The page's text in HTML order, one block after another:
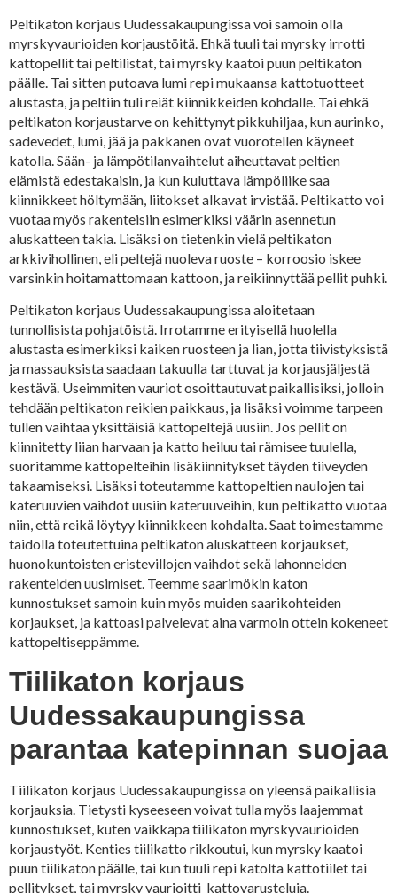
Peltikaton korjaus Uudessakaupungissa voi samoin olla
myrskyvaurioiden korjaustöitä. Ehkä tuuli tai myrsky irrotti
kattopellit tai peltilistat, tai myrsky kaatoi puun peltikaton
päälle. Tai sitten putoava lumi repi mukaansa kattotuotteet
alustasta, ja peltiin tuli reiät kiinnikkeiden kohdalle. Tai ehkä
peltikaton korjaustarve on kehittynyt pikkuhiljaa, kun aurinko,
sadevedet, lumi, jää ja pakkanen ovat vuorotellen käyneet
katolla. Sään- ja lämpötilanvaihtelut aiheuttavat peltien
elämistä edestakaisin, ja kun kuluttava lämpöliike saa
kiinnikkeet höltymään, liitokset alkavat irvistää. Peltikatto voi
vuotaa myös rakenteisiin esimerkiksi väärin asennetun
aluskatteen takia. Lisäksi on tietenkin vielä peltikaton
arkkivihollinen, eli peltejä nuoleva ruoste – korroosio iskee
varsinkin hoitamattomaan kattoon, ja reikiinnyttää pellit puhki.
Peltikaton korjaus Uudessakaupungissa aloitetaan
tunnollisista pohjatöistä. Irrotamme erityisellä huolella
alustasta esimerkiksi kaiken ruosteen ja lian, jotta tiivistyksistä
ja massauksista saadaan takuulla tarttuvat ja korjausjäljestä
kestävä. Useimmiten vauriot osoittautuvat paikallisiksi, jolloin
tehdään peltikaton reikien paikkaus, ja lisäksi voimme tarpeen
tullen vaihtaa yksittäisiä kattopeltejä uusiin. Jos pellit on
kiinnitetty liian harvaan ja katto heiluu tai rämisee tuulella,
suoritamme kattopelteihin lisäkiinnitykset täyden tiiveyden
takaamiseksi. Lisäksi toteutamme kattopeltien naulojen tai
kateruuvien vaihdot uusiin kateruuveihin, kun peltikatto vuotaa
niin, että reikä löytyy kiinnikkeen kohdalta. Saat toimestamme
taidolla toteutettuina peltikaton aluskatteen korjaukset,
huonokuntoisten eristevillojen vaihdot sekä lahonneiden
rakenteiden uusimiset. Teemme saarimökin katon
kunnostukset samoin kuin myös muiden saarikohteiden
korjaukset, ja kattoasi palvelevat aina varmoin ottein kokeneet
kattopeltiseppämme.
Tiilikaton korjaus
Uudessakaupungissa
parantaa katepinnan suojaa
Tiilikaton korjaus Uudessakaupungissa on yleensä paikallisia
korjauksia. Tietysti kyseeseen voivat tulla myös laajemmat
kunnostukset, kuten vaikkapa tiilikaton myrskyvaurioiden
korjaustyöt. Kenties tiilikatto rikkoutui, kun myrsky kaatoi
puun tiilikaton päälle, tai kun tuuli repi katolta kattotiilet tai
pellitykset, tai myrsky vaurioitti kattovarusteluja.